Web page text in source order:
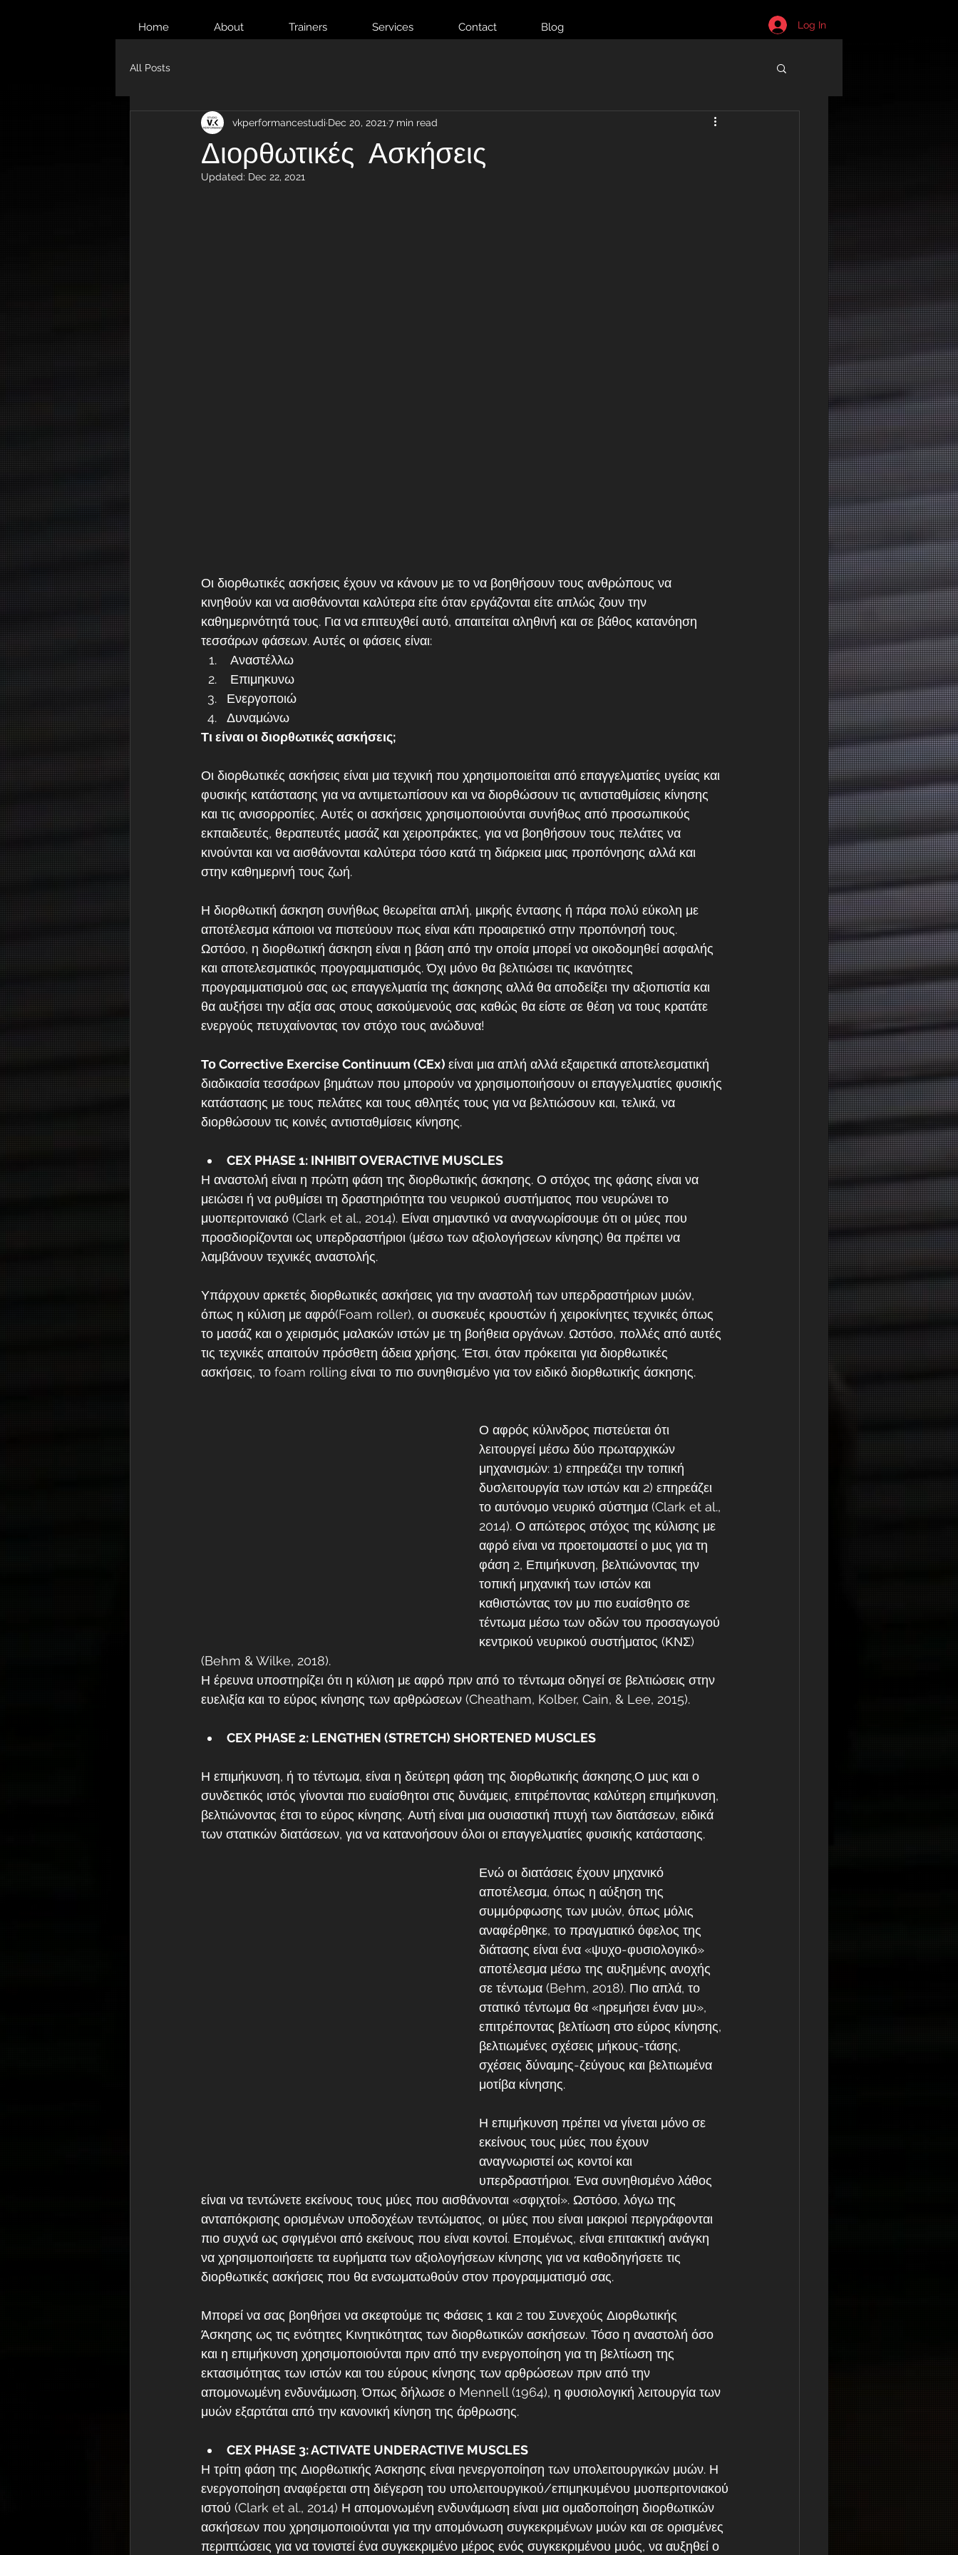
Home About Trainers Services Contact Blog Log In
All Posts
Διορθωτικές Ασκήσεις
vkperformancestudi Dec 20, 2021 7 min read
Updated: Dec 22, 2021
Οι διορθωτικές ασκήσεις έχουν να κάνουν με το να βοηθήσουν τους ανθρώπους να
κινηθούν και να αισθάνονται καλύτερα είτε όταν εργάζονται είτε απλώς ζουν την
καθημερινότητά τους. Για να επιτευχθεί αυτό, απαιτείται αληθινή και σε βάθος κατανόηση
τεσσάρων φάσεων. Αυτές οι φάσεις είναι:
Αναστέλλω
Επιμηκυνω
Ενεργοποιώ
Δυναμώνω
Τι είναι οι διορθωτικές ασκήσεις;
Οι διορθωτικές ασκήσεις είναι μια τεχνική που χρησιμοποιείται από επαγγελματίες υγείας και
φυσικής κατάστασης για να αντιμετωπίσουν και να διορθώσουν τις αντισταθμίσεις κίνησης
και τις ανισορροπίες. Αυτές οι ασκήσεις χρησιμοποιούνται συνήθως από προσωπικούς
εκπαιδευτές, θεραπευτές μασάζ και χειροπράκτες, για να βοηθήσουν τους πελάτες να
κινούνται και να αισθάνονται καλύτερα τόσο κατά τη διάρκεια μιας προπόνησης αλλά και
στην καθημερινή τους ζωή.
Η διορθωτική άσκηση συνήθως θεωρείται απλή, μικρής έντασης ή πάρα πολύ εύκολη με
αποτέλεσμα κάποιοι να πιστεύουν πως είναι κάτι προαιρετικό στην προπόνησή τους.
Ωστόσο, η διορθωτική άσκηση είναι η βάση από την οποία μπορεί να οικοδομηθεί ασφαλής
και αποτελεσματικός προγραμματισμός. Όχι μόνο θα βελτιώσει τις ικανότητες
προγραμματισμού σας ως επαγγελματία της άσκησης αλλά θα αποδείξει την αξιοπιστία και
θα αυξήσει την αξία σας στους ασκούμενούς σας καθώς θα είστε σε θέση να τους κρατάτε
ενεργούς πετυχαίνοντας τον στόχο τους ανώδυνα!
Το Corrective Exercise Continuum (CEx) είναι μια απλή αλλά εξαιρετικά αποτελεσματική
διαδικασία τεσσάρων βημάτων που μπορούν να χρησιμοποιήσουν οι επαγγελματίες φυσικής
κατάστασης με τους πελάτες και τους αθλητές τους για να βελτιώσουν και, τελικά, να
διορθώσουν τις κοινές αντισταθμίσεις κίνησης.
CEX PHASE 1: INHIBIT OVERACTIVE MUSCLES
Η αναστολή είναι η πρώτη φάση της διορθωτικής άσκησης. Ο στόχος της φάσης είναι να
μειώσει ή να ρυθμίσει τη δραστηριότητα του νευρικού συστήματος που νευρώνει το
μυοπεριτονιακό (Clark et al., 2014). Είναι σημαντικό να αναγνωρίσουμε ότι οι μύες που
προσδιορίζονται ως υπερδραστήριοι (μέσω των αξιολογήσεων κίνησης) θα πρέπει να
λαμβάνουν τεχνικές αναστολής.
Υπάρχουν αρκετές διορθωτικές ασκήσεις για την αναστολή των υπερδραστήριων μυών,
όπως η κύλιση με αφρό(Foam roller), οι συσκευές κρουστών ή χειροκίνητες τεχνικές όπως
το μασάζ και ο χειρισμός μαλακών ιστών με τη βοήθεια οργάνων. Ωστόσο, πολλές από αυτές
τις τεχνικές απαιτούν πρόσθετη άδεια χρήσης. Έτσι, όταν πρόκειται για διορθωτικές
ασκήσεις, το foam rolling είναι το πιο συνηθισμένο για τον ειδικό διορθωτικής άσκησης.
Ο αφρός κύλινδρος πιστεύεται ότι
λειτουργεί μέσω δύο πρωταρχικών
μηχανισμών: 1) επηρεάζει την τοπική
δυσλειτουργία των ιστών και 2) επηρεάζει
το αυτόνομο νευρικό σύστημα (Clark et al.,
2014). Ο απώτερος στόχος της κύλισης με
αφρό είναι να προετοιμαστεί ο μυς για τη
φάση 2, Επιμήκυνση, βελτιώνοντας την
τοπική μηχανική των ιστών και
καθιστώντας τον μυ πιο ευαίσθητο σε
τέντωμα μέσω των οδών του προσαγωγού
κεντρικού νευρικού συστήματος (ΚΝΣ)
(Behm & Wilke, 2018).
Η έρευνα υποστηρίζει ότι η κύλιση με αφρό πριν από το τέντωμα οδηγεί σε βελτιώσεις στην
ευελιξία και το εύρος κίνησης των αρθρώσεων (Cheatham, Kolber, Cain, & Lee, 2015).
CEX PHASE 2: LENGTHEN (STRETCH) SHORTENED MUSCLES
Η επιμήκυνση, ή το τέντωμα, είναι η δεύτερη φάση της διορθωτικής άσκησης.Ο μυς και ο
συνδετικός ιστός γίνονται πιο ευαίσθητοι στις δυνάμεις, επιτρέποντας καλύτερη επιμήκυνση,
βελτιώνοντας έτσι το εύρος κίνησης. Αυτή είναι μια ουσιαστική πτυχή των διατάσεων, ειδικά
των στατικών διατάσεων, για να κατανοήσουν όλοι οι επαγγελματίες φυσικής κατάστασης.
Ενώ οι διατάσεις έχουν μηχανικό
αποτέλεσμα, όπως η αύξηση της
συμμόρφωσης των μυών, όπως μόλις
αναφέρθηκε, το πραγματικό όφελος της
διάτασης είναι ένα «ψυχο-φυσιολογικό»
αποτέλεσμα μέσω της αυξημένης ανοχής
σε τέντωμα (Behm, 2018). Πιο απλά, το
στατικό τέντωμα θα «ηρεμήσει έναν μυ»,
επιτρέποντας βελτίωση στο εύρος κίνησης,
βελτιωμένες σχέσεις μήκους-τάσης,
σχέσεις δύναμης-ζεύγους και βελτιωμένα
μοτίβα κίνησης.
Η επιμήκυνση πρέπει να γίνεται μόνο σε
εκείνους τους μύες που έχουν
αναγνωριστεί ως κοντοί και
υπερδραστήριοι. Ένα συνηθισμένο λάθος
είναι να τεντώνετε εκείνους τους μύες που αισθάνονται «σφιχτοί». Ωστόσο, λόγω της
ανταπόκρισης ορισμένων υποδοχέων τεντώματος, οι μύες που είναι μακριοί περιγράφονται
πιο συχνά ως σφιγμένοι από εκείνους που είναι κοντοί. Επομένως, είναι επιτακτική ανάγκη
να χρησιμοποιήσετε τα ευρήματα των αξιολογήσεων κίνησης για να καθοδηγήσετε τις
διορθωτικές ασκήσεις που θα ενσωματωθούν στον προγραμματισμό σας.
Μπορεί να σας βοηθήσει να σκεφτούμε τις Φάσεις 1 και 2 του Συνεχούς Διορθωτικής
Άσκησης ως τις ενότητες Κινητικότητας των διορθωτικών ασκήσεων. Τόσο η αναστολή όσο
και η επιμήκυνση χρησιμοποιούνται πριν από την ενεργοποίηση για τη βελτίωση της
εκτασιμότητας των ιστών και του εύρους κίνησης των αρθρώσεων πριν από την
απομονωμένη ενδυνάμωση. Όπως δήλωσε ο Mennell (1964), η φυσιολογική λειτουργία των
μυών εξαρτάται από την κανονική κίνηση της άρθρωσης.
CEX PHASE 3: ACTIVATE UNDERACTIVE MUSCLES
Η τρίτη φάση της Διορθωτικής Άσκησης είναι ηενεργοποίηση των υπολειτουργικών μυών. Η
ενεργοποίηση αναφέρεται στη διέγερση του υπολειτουργικού/επιμηκυμένου μυοπεριτονιακού
ιστού (Clark et al., 2014) Η απομονωμένη ενδυνάμωση είναι μια ομαδοποίηση διορθωτικών
ασκήσεων που χρησιμοποιούνται για την απομόνωση συγκεκριμένων μυών και σε ορισμένες
περιπτώσεις για να τονιστεί ένα συγκεκριμένο μέρος ενός συγκεκριμένου μυός, να αυξηθεί ο